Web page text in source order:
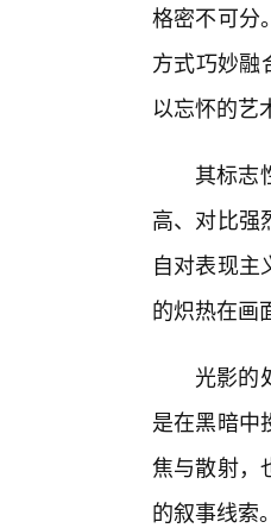
格密不可分
方式巧妙融
以忘怀的艺
其标志
高、对比强
自对表现主
的炽热在画
光影的
是在黑暗中
焦与散射，
的叙事线索